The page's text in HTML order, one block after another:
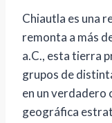
Chiautla es una
remonta a más
a.C., esta tierra
grupos de
en un verdadero
geográfica